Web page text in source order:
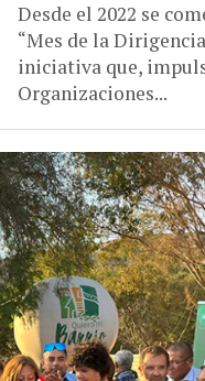
Desde el 2022 se
“Mes de la
iniciativa que,
Organizaciones...